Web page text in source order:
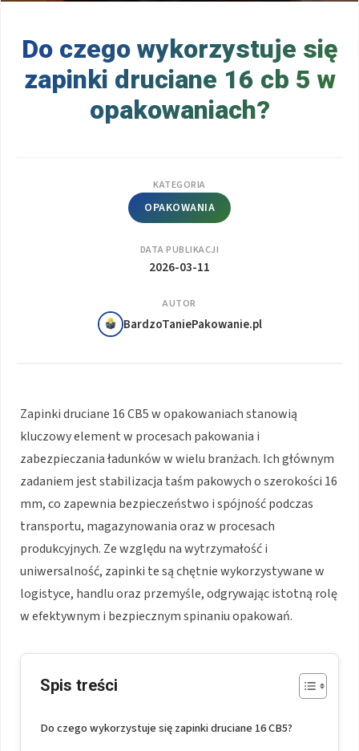
Do czego wykorzystuje się
zapinki druciane 16 cb 5 w
opakowaniach?
KATEGORIA
OPAKOWANIA
DATA PUBLIKACJI
2026-03-11
AUTOR
BardzoTaniePakowanie.pl
Zapinki druciane 16 CB5 w opakowaniach stanowią
kluczowy element w procesach pakowania i
zabezpieczania ładunków w wielu branżach. Ich głównym
zadaniem jest stabilizacja taśm pakowych o szerokości 16
mm, co zapewnia bezpieczeństwo i spójność podczas
transportu, magazynowania oraz w procesach
produkcyjnych. Ze względu na wytrzymałość i
uniwersalność, zapinki te są chętnie wykorzystywane w
logistyce, handlu oraz przemyśle, odgrywając istotną rolę
w efektywnym i bezpiecznym spinaniu opakowań.
Spis treści
Do czego wykorzystuje się zapinki druciane 16 CB5?